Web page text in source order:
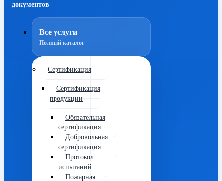
документов
Все услуги
Полный каталог
Сертификация
Сертификация
продукции
Обязательная
сертификация
Добровольная
сертификация
Протокол
испытаний
Пожарная